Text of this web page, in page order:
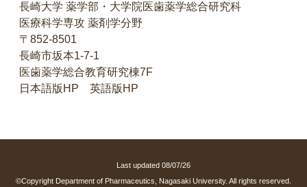
長崎大学 薬学部・大学院医歯薬学総合研究科
医療科学専攻 薬剤学分野
〒852-8501
長崎市坂本1-7-1
医歯薬学総合教育研究棟7F
日本語版HP
英語版HP
Last updated 08/07/26
©Copyright Department of Pharmaceutics, Nagasaki University. All rights reserved.